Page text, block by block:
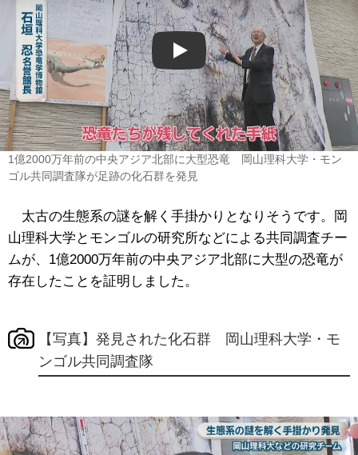
Play
1億2000万年前の中央アジア北部に大型恐竜 岡山理科大学・モン
ゴル共同調査隊が足跡の化石群を発見
太古の生態系の謎を解く手掛かりとなりそうです。岡
山理科大学とモンゴルの研究所などによる共同調査チー
ムが、1億2000万年前の中央アジア北部に大型の恐竜が
存在したことを証明しました。
【写真】発見された化石群 岡山理科大学・モ
ンゴル共同調査隊